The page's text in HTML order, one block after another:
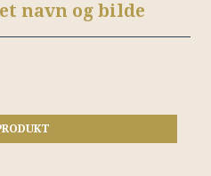
navn og bilde